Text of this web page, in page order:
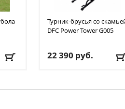
Турник-брусья со
DFC Power Tower G005
22 390 руб.
1-2 дня